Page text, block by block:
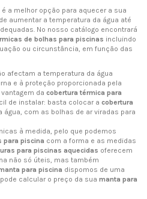
é a melhor opção para aquecer a sua
aumentar a temperatura da água até
No nosso catálogo encontrará
de bolhas para piscinas incluindo
ou circunstância, em função das
afectam a temperatura da água
e à proteção proporcionada pela
vantagem da cobertura térmica para
de instalar: basta colocar a cobertura
água, com as bolhas de ar viradas para
à medida, pelo que podemos
para piscina com a forma e as medidas
para piscinas aquecidas oferecem
não só úteis, mas também
para piscina dispomos de uma
calcular o preço da sua manta para